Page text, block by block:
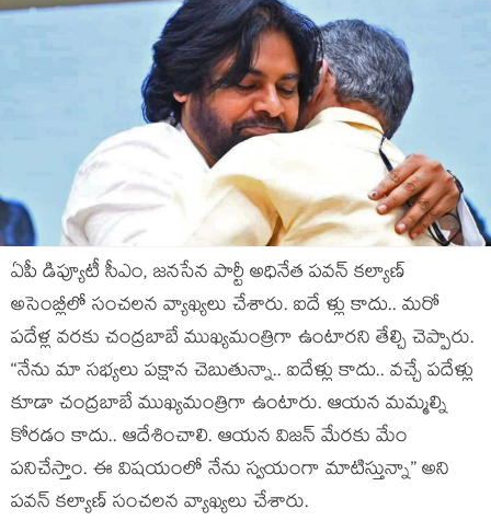
ఏపీ డిప్యూటీ సీఎం, జ‌న‌సేన పార్టీ అధినేత ప‌వ‌న్ క‌ల్యాణ్
అసెంబ్లీలో సంచ‌ల‌న వ్యాఖ్య‌లు చేశారు. ఐదే ళ్లు కాదు.. మ‌రో
ప‌దేళ్ల వ‌ర‌కు చంద్ర‌బాబే ముఖ్య‌మంత్రిగా ఉంటార‌ని తేల్చి చెప్పారు.
“నేను మా స‌భ్య‌లు ప‌క్షాన చెబుతున్నా.. ఐదేళ్లు కాదు.. వ‌చ్చే ప‌దేళ్లు
కూడా చంద్ర‌బాబే ముఖ్య‌మంత్రిగా ఉంటారు. ఆయ‌న మ‌మ్మ‌ల్ని
కోర‌డం కాదు.. ఆదేశించాలి. ఆయ‌న విజ‌న్ మేర‌కు మేం
ప‌నిచేస్తాం. ఈ విష‌యంలో నేను స్వ‌యంగా మాటిస్తున్నా” అని
ప‌వ‌న్ క‌ల్యాణ్ సంచ‌ల‌న వ్యాఖ్య‌లు చేశారు.